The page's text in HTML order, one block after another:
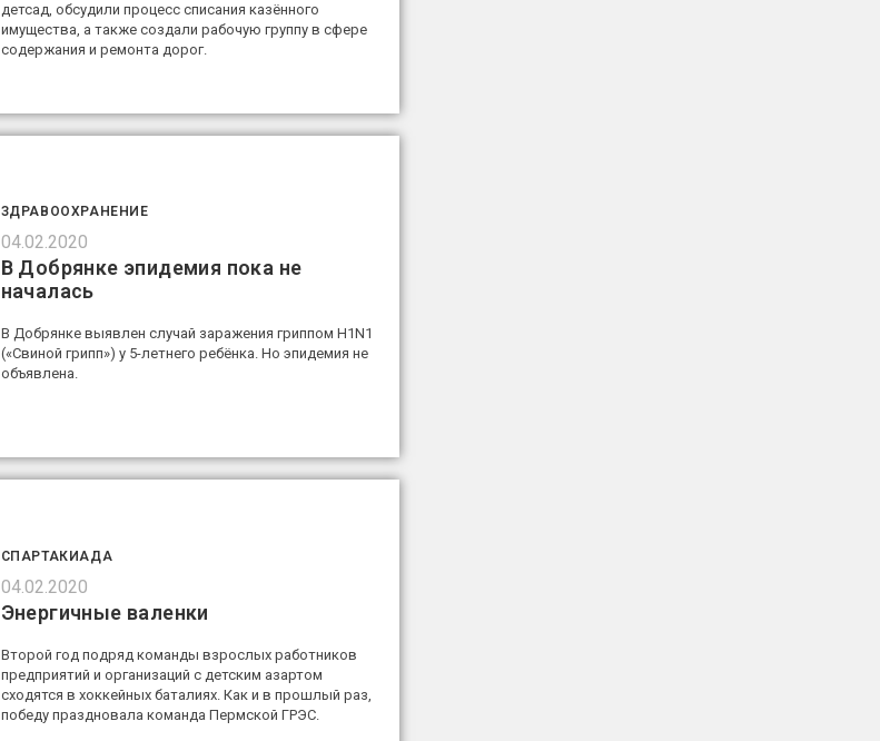
детсад, обсудили процесс списания казённого
имущества, а также создали рабочую группу в сфере
содержания и ремонта дорог.
ЗДРАВООХРАНЕНИЕ
04.02.2020
В Добрянке эпидемия пока не
началась
В Добрянке выявлен случай заражения гриппом H1N1
(«Свиной грипп») у 5-летнего ребёнка. Но эпидемия не
объявлена.
СПАРТАКИАДА
04.02.2020
Энергичные валенки
Второй год подряд команды взрослых работников
предприятий и организаций с детским азартом
сходятся в хоккейных баталиях. Как и в прошлый раз,
победу праздновала команда Пермской ГРЭС.